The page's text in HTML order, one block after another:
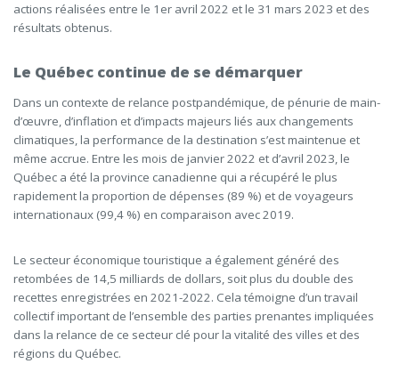
actions réalisées entre le 1 er avril 2022 et le 31 mars 2023 et des
résultats obtenus.
Le Québec continue de se démarquer
Dans un contexte de relance postpandémique, de pénurie de main-
d’œuvre, d’inflation et d’impacts majeurs liés aux changements
climatiques, la performance de la destination s’est maintenue et
même accrue. Entre les mois de janvier 2022 et d’avril 2023, le
Québec a été la province canadienne qui a récupéré le plus
rapidement la proportion de dépenses (89 %) et de voyageurs
internationaux (99,4 %) en comparaison avec 2019.
Le secteur économique touristique a également généré des
retombées de 14,5 milliards de dollars, soit plus du double des
recettes enregistrées en 2021-2022. Cela témoigne d’un travail
collectif important de l’ensemble des parties prenantes impliquées
dans la relance de ce secteur clé pour la vitalité des villes et des
régions du Québec.